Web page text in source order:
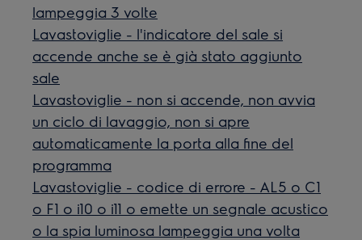
lampeggia 3 volte
Lavastoviglie - l'indicatore del sale si
accende anche se è già stato aggiunto
sale
Lavastoviglie - non si accende, non avvia
un ciclo di lavaggio, non si apre
automaticamente la porta alla fine del
programma
Lavastoviglie - codice di errore - AL5 o C1
o F1 o i10 o i11 o emette un segnale acustico
o la spia luminosa lampeggia una volta